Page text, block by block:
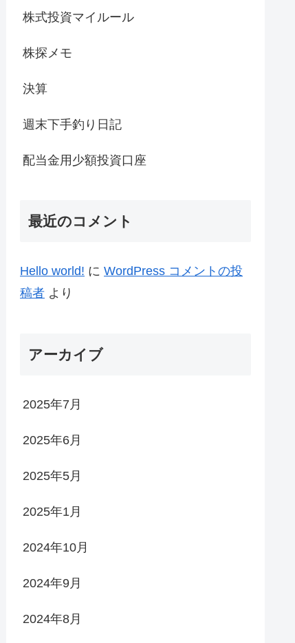
株式投資マイルール
株探メモ
決算
週末下手釣り日記
配当金用少額投資口座
最近のコメント
Hello world! に WordPress コメントの投
稿者 より
アーカイブ
2025年7月
2025年6月
2025年5月
2025年1月
2024年10月
2024年9月
2024年8月